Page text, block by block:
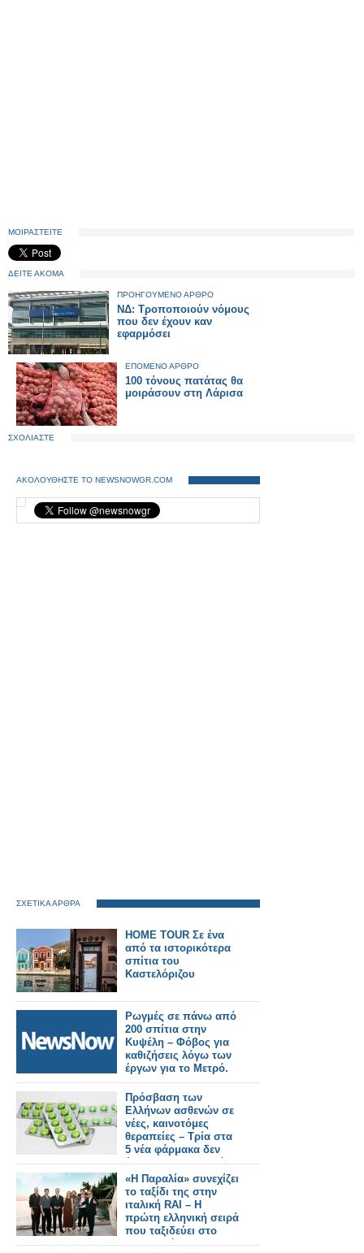
ΜΟΙΡΑΣΤΕΙΤΕ
ΔΕΙΤΕ ΑΚΟΜΑ
ΠΡΟΗΓΟΥΜΕΝΟ ΑΡΘΡΟ
ΝΔ: Τροποποιούν νόμους
που δεν έχουν καν
εφαρμόσει
ΕΠΟΜΕΝΟ ΑΡΘΡΟ
100 τόνους πατάτας θα
μοιράσουν στη Λάρισα
ΣΧΟΛΙΑΣΤΕ
ΑΚΟΛΟΥΘΗΣΤΕ ΤΟ NEWSNOWGR.COM
ΣΧΕΤΙΚΑ ΑΡΘΡΑ
HOME TOUR Σε ένα
από τα ιστορικότερα
σπίτια του
Καστελόριζου
Ρωγμές σε πάνω από
200 σπίτια στην
Κυψέλη – Φόβος για
καθιζήσεις λόγω των
έργων για το Μετρό.
Πρόσβαση των
Ελλήνων ασθενών σε
νέες, καινοτόμες
θεραπείες – Τρία στα
5 νέα φάρμακα δεν
έρχονται στην Ελλάδα
«Η Παραλία» συνεχίζει
το ταξίδι της στην
ιταλική RAI – Η
πρώτη ελληνική σειρά
που ταξιδεύει στο
εξωτερικό